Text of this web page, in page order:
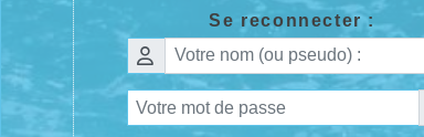
Se reconnecter :